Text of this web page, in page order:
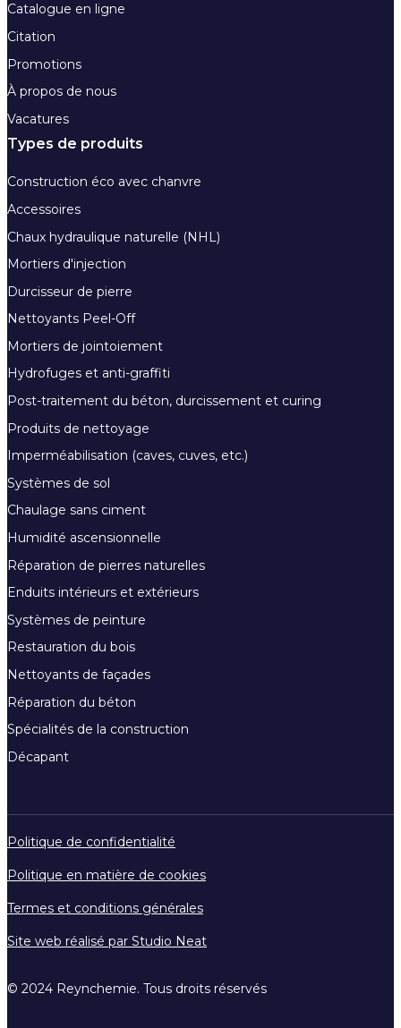
Catalogue en ligne
Citation
Promotions
À propos de nous
Vacatures
Types de produits
Construction éco avec chanvre
Accessoires
Chaux hydraulique naturelle (NHL)
Mortiers d'injection
Durcisseur de pierre
Nettoyants Peel-Off
Mortiers de jointoiement
Hydrofuges et anti-graffiti
Post-traitement du béton, durcissement et curing
Produits de nettoyage
Imperméabilisation (caves, cuves, etc.)
Systèmes de sol
Chaulage sans ciment
Humidité ascensionnelle
Réparation de pierres naturelles
Enduits intérieurs et extérieurs
Systèmes de peinture
Restauration du bois
Nettoyants de façades
Réparation du béton
Spécialités de la construction
Décapant
© 2024 Reynchemie. Tous droits réservés
Politique de confidentialité
Politique en matière de cookies
Termes et conditions générales
Site web réalisé par Studio Neat